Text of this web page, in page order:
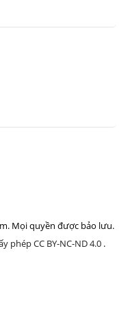
Mọi quyền được bảo lưu.
phép CC BY-NC-ND 4.0 .